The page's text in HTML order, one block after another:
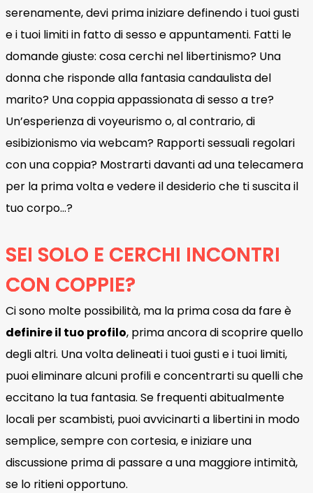
serenamente, devi prima iniziare definendo i tuoi gusti
e i tuoi limiti in fatto di sesso e appuntamenti. Fatti le
domande giuste: cosa cerchi nel libertinismo? Una
donna che risponde alla fantasia candaulista del
marito? Una coppia appassionata di sesso a tre?
Un’esperienza di voyeurismo o, al contrario, di
esibizionismo via webcam? Rapporti sessuali regolari
con una coppia? Mostrarti davanti ad una telecamera
per la prima volta e vedere il desiderio che ti suscita il
tuo corpo…?
SEI SOLO E CERCHI INCONTRI
CON COPPIE?
Ci sono molte possibilità, ma la prima cosa da fare è
definire il tuo profilo, prima ancora di scoprire quello
degli altri. Una volta delineati i tuoi gusti e i tuoi limiti,
puoi eliminare alcuni profili e concentrarti su quelli che
eccitano la tua fantasia. Se frequenti abitualmente
locali per scambisti, puoi avvicinarti a libertini in modo
semplice, sempre con cortesia, e iniziare una
discussione prima di passare a una maggiore intimità,
se lo ritieni opportuno.